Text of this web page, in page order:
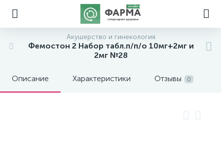
Акушерство и гинекология
Фемостон 2 Набор табл.п/п/о 10мг+2мг и
2мг №28
Описание Характеристики Отзывы 0